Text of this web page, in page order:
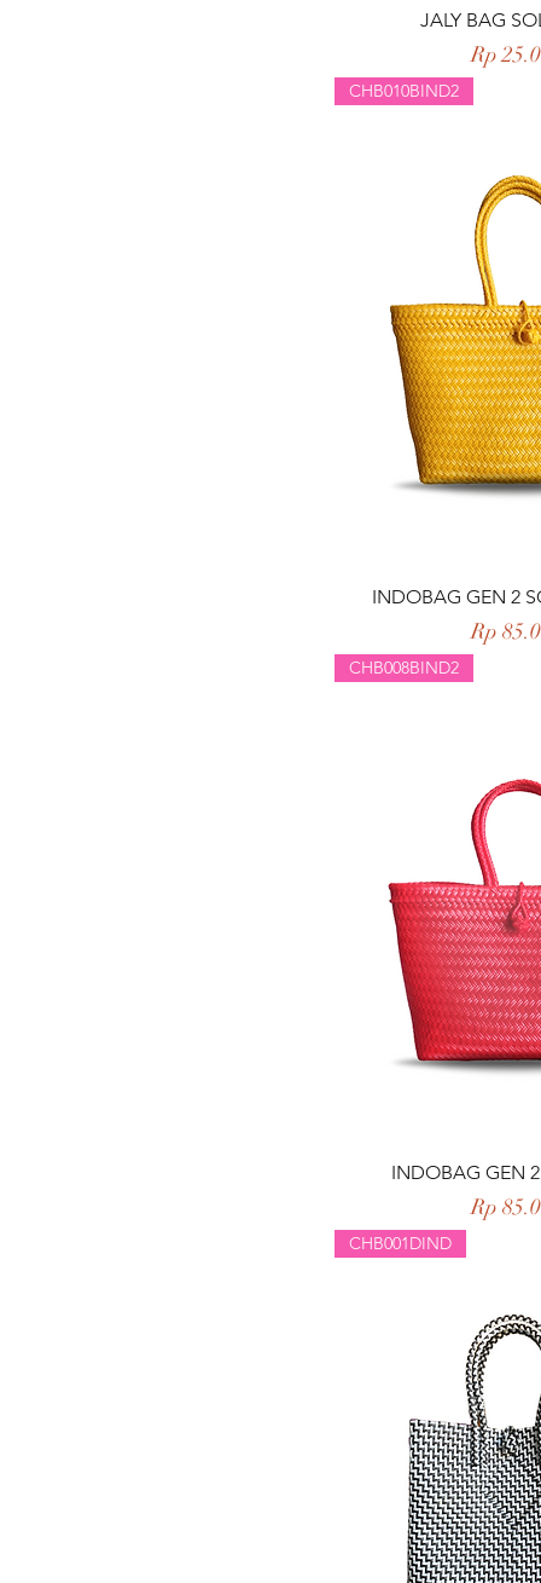
Tampilan
JALY BAG
Harga
Rp
Tampilan
CHB010BIND2
INDOBAG GEN 2
Harga
Rp
Tampilan
CHB008BIND2
INDOBAG GEN
Harga
Rp
CHB001DIND